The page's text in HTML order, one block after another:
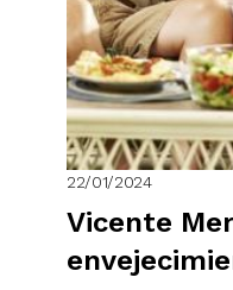
22/01/2024
Vicente